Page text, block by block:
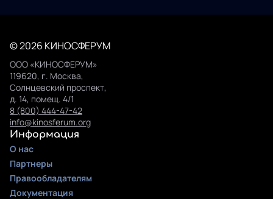
© 2026 КИНОСФЕРУМ
ООО «КИНОСФЕРУМ»
119620, г. Москва,
Солнцевский проспект,
д. 14, помещ. 4/1
8 (800) 444-47-42
info@kinosferum.org
Информация
О нас
Партнеры
Правообладателям
Документация